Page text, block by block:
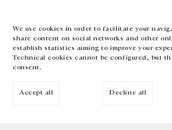
We use cookies in order to facilitate your
share content on social networks and other
establish statistics aiming to improve your
Technical cookies cannot be configured, but
consent.
Accept all Decline all
EN FR 中文 Facebook Instagram
Inscrivez-vous à notre newsletter